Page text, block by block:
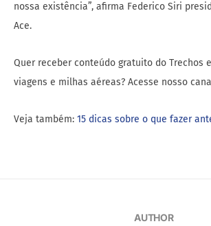
nossa existência”, afirma Federico Siri
Ace.
Quer receber conteúdo gratuito do Trechos
viagens e milhas aéreas? Acesse nosso
Veja também: 15 dicas sobre o que fazer
AUTHOR